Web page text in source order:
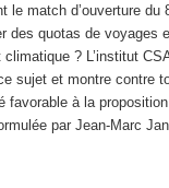
le match d’ouverture du
des quotas de voyages
climatique ? L’institut
sujet et montre contre
favorable à la
par Jean-Marc